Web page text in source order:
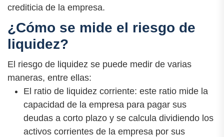
crediticia de la empresa.
¿Cómo se mide el riesgo de
liquidez?
El riesgo de liquidez se puede medir de varias
maneras, entre ellas:
El ratio de liquidez corriente: este ratio mide la
capacidad de la empresa para pagar sus
deudas a corto plazo y se calcula dividiendo los
activos corrientes de la empresa por sus